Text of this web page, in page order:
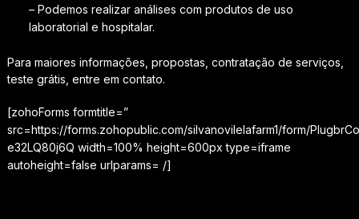
– Podemos realizar análises com produtos de uso
laboratorial e hospitalar.
Para maiores informações, propostas, contratação de serviços,
teste grátis, entre em contato.
[zohoForms formtitle=”
src=https://forms.zohopublic.com/silvanovilelafarm1/form/
e32LQ80j6Q width=100% height=600px type=iframe
autoheight=false urlparams= /]